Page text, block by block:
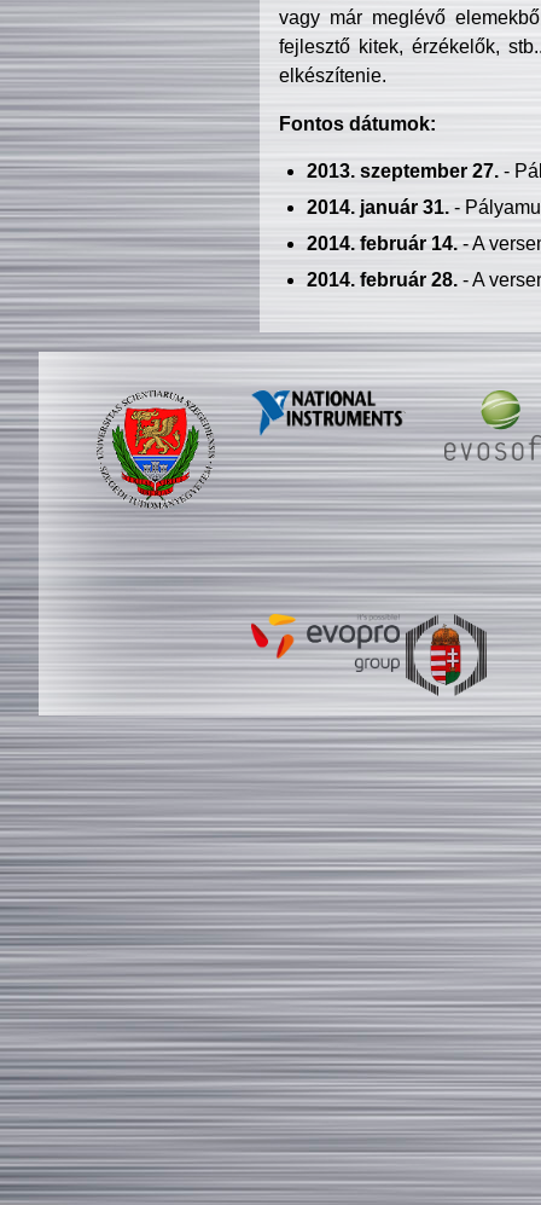
vagy már meglévő
fejlesztő kitek, érzékelők,
elkészítenie.
Fontos dátumok:
2013. szeptember 27.-
2014. január 31.-
2014. február 14.- A
2014. február 28.- A